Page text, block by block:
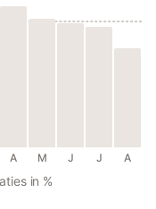
A M J J A
in %